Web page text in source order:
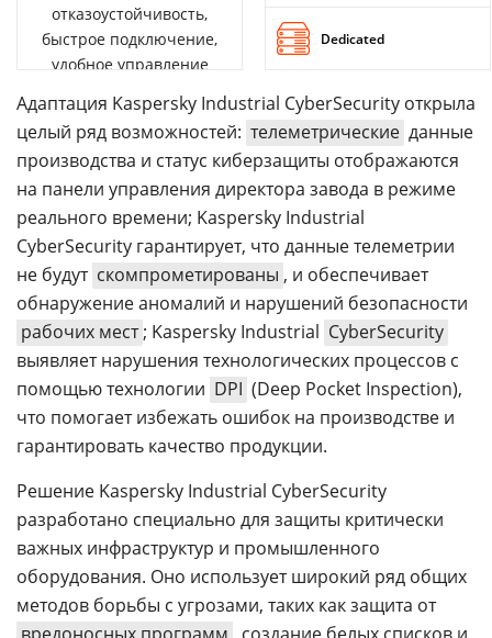
отказоустойчивость,
быстрое подключение,
удобное управление
Dedicated
Адаптация Kaspersky Industrial CyberSecurity открыла
целый ряд возможностей: телеметрические данные
производства и статус киберзащиты отображаются
на панели управления директора завода в режиме
реального времени; Kaspersky Industrial
CyberSecurity гарантирует, что данные телеметрии
не будут скомпрометированы , и обеспечивает
обнаружение аномалий и нарушений безопасности
рабочих мест ; Kaspersky Industrial CyberSecurity
выявляет нарушения технологических процессов с
помощью технологии DPI (Deep Pocket Inspection),
что помогает избежать ошибок на производстве и
гарантировать качество продукции.
Решение Kaspersky Industrial CyberSecurity
разработано специально для защиты критически
важных инфраструктур и промышленного
оборудования. Оно использует широкий ряд общих
методов борьбы с угрозами, таких как защита от